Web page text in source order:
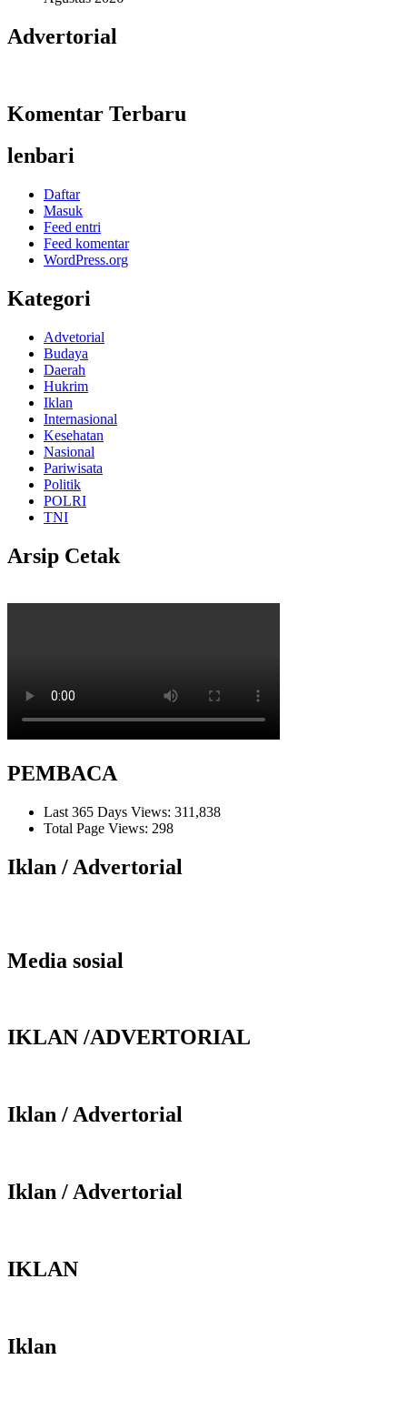
Advertorial
Komentar Terbaru
lenbari
Daftar
Masuk
Feed entri
Feed komentar
WordPress.org
Kategori
Advetorial
Budaya
Daerah
Hukrim
Iklan
Internasional
Kesehatan
Nasional
Pariwisata
Politik
POLRI
TNI
Arsip Cetak
PEMBACA
Last 365 Days Views: 311,838
Total Page Views: 298
Iklan / Advertorial
Media sosial
IKLAN /ADVERTORIAL
Iklan / Advertorial
Iklan / Advertorial
IKLAN
Iklan